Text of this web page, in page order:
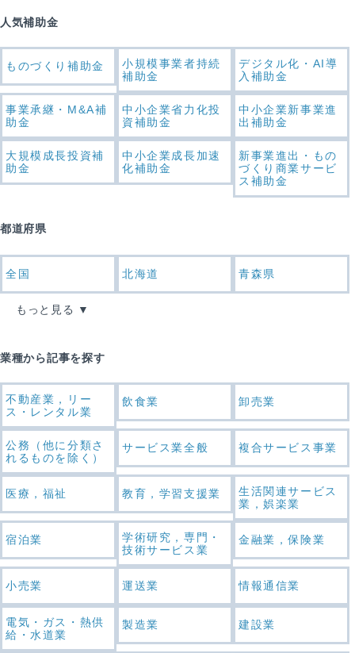
人気補助金
ものづくり補助金
小規模事業者持続
補助金
デジタル化・AI導
入補助金
事業承継・M&A補
助金
中小企業省力化投
資補助金
中小企業新事業進
出補助金
大規模成長投資補
助金
中小企業成長加速
化補助金
新事業進出・もの
づくり商業サービ
ス補助金
都道府県
全国 北海道 青森県
もっと見る
業種から記事を探す
不動産業，リー
ス・レンタル業
飲食業 卸売業
公務（他に分類さ
れるものを除く）
サービス業全般 複合サービス事業
医療，福祉 教育，学習支援業
生活関連サービス
業，娯楽業
宿泊業
学術研究，専門・
技術サービス業
金融業，保険業
小売業 運送業 情報通信業
電気・ガス・熱供
給・水道業
製造業 建設業